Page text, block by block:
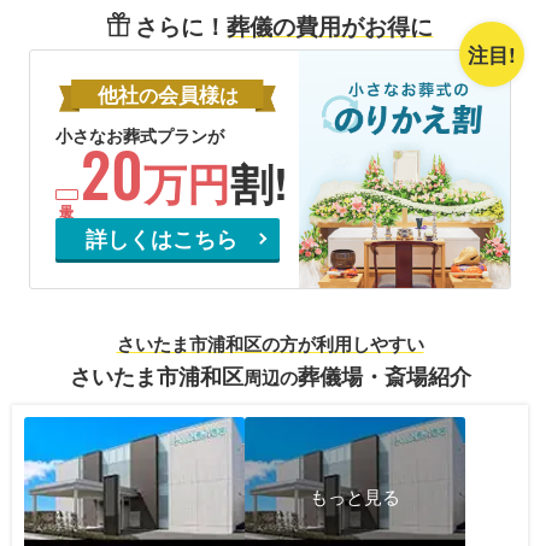
さらに！葬儀の費用がお得に
注目!
他社の会員様は
小さなお葬式プランが
20万円割!
詳しくはこちら
さいたま市浦和区の方が利用しやすい
さいたま市浦和区周辺の葬儀場・斎場紹介
もっと見る